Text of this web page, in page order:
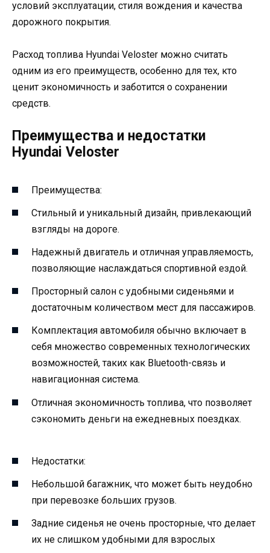
условий эксплуатации, стиля вождения и качества
дорожного покрытия.
Расход топлива Hyundai Veloster можно считать
одним из его преимуществ, особенно для тех, кто
ценит экономичность и заботится о сохранении
средств.
Преимущества и недостатки
Hyundai Veloster
Преимущества:
Стильный и уникальный дизайн, привлекающий
взгляды на дороге.
Надежный двигатель и отличная управляемость,
позволяющие наслаждаться спортивной ездой.
Просторный салон с удобными сиденьями и
достаточным количеством мест для пассажиров.
Комплектация автомобиля обычно включает в
себя множество современных технологических
возможностей, таких как Bluetooth-связь и
навигационная система.
Отличная экономичность топлива, что позволяет
сэкономить деньги на ежедневных поездках.
Недостатки:
Небольшой багажник, что может быть неудобно
при перевозке больших грузов.
Задние сиденья не очень просторные, что делает
их не слишком удобными для взрослых